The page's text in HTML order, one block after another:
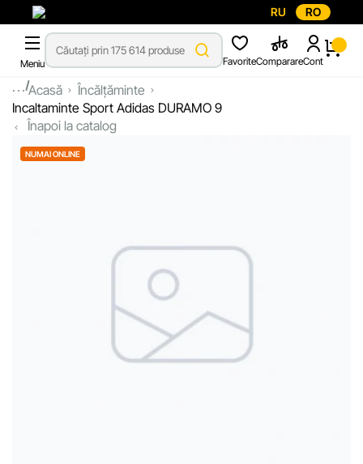
RU RO
Meniu FavoriteComparareCont
...Acasă
Încălțăminte
Incaltaminte Sport Adidas DURAMO 9
Înapoi la catalog
NUMAI ONLINE